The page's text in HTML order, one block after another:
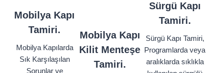
Mobilya Kapı
Tamiri.
Mobilya Kapılarda
Sık Karşılaşılan
Sorunlar ve
Mobilya Kapı
Kilit Menteşe
Tamiri.
Sürgü Kapı
Tamiri.
Sürgü Kapı Tamiri,
Programlarda veya
aralıklarda sıklıkla